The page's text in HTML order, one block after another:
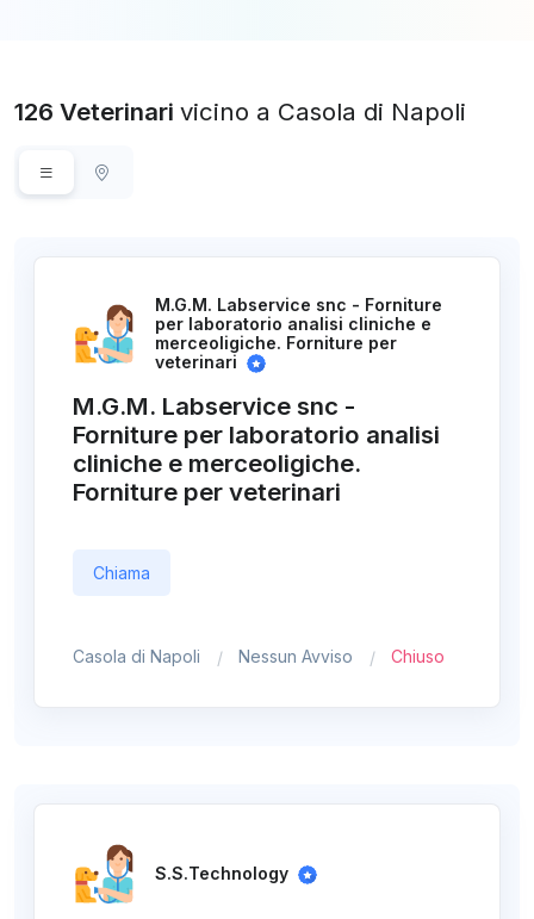
126 Veterinari vicino a Casola di Napoli
M.G.M. Labservice snc - Forniture
per laboratorio analisi cliniche e
merceoligiche. Forniture per
veterinari
M.G.M. Labservice snc -
Forniture per laboratorio analisi
cliniche e merceoligiche.
Forniture per veterinari
Chiama
Casola di Napoli Nessun Avviso Chiuso
S.S.Technology